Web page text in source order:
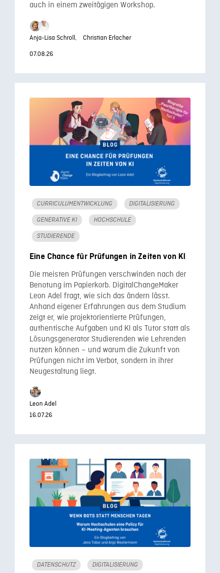
auch in einem zweitägigen Workshop.
Anja-Lisa Schroll,
Christian Erlacher
07.08.26
CURRICULUMENTWICKLUNG DIGITALISIERUNG
GENERATIVE KI HOCHSCHULE
STUDIERENDE
Eine Chance für Prüfungen in Zeiten von KI
Die meisten Prüfungen verschwinden nach der
Benotung im Papierkorb. DigitalChangeMaker
Leon Adel fragt, wie sich das ändern lässt.
Anhand eigener Erfahrungen aus dem Studium
zeigt er, wie projektorientierte Prüfungen,
authentische Aufgaben und KI als Tutor statt als
Lösungsgenerator Studierenden wie Lehrenden
nutzen können – und warum die Zukunft von
Prüfungen nicht im Verbot, sondern in ihrer
Neugestaltung liegt.
Leon Adel
16.07.26
DATENSCHUTZ DIGITALISIERUNG